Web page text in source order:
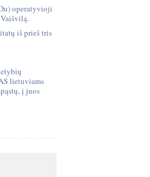
operatyvioji
iš prieš tris
lietuviams
į juos